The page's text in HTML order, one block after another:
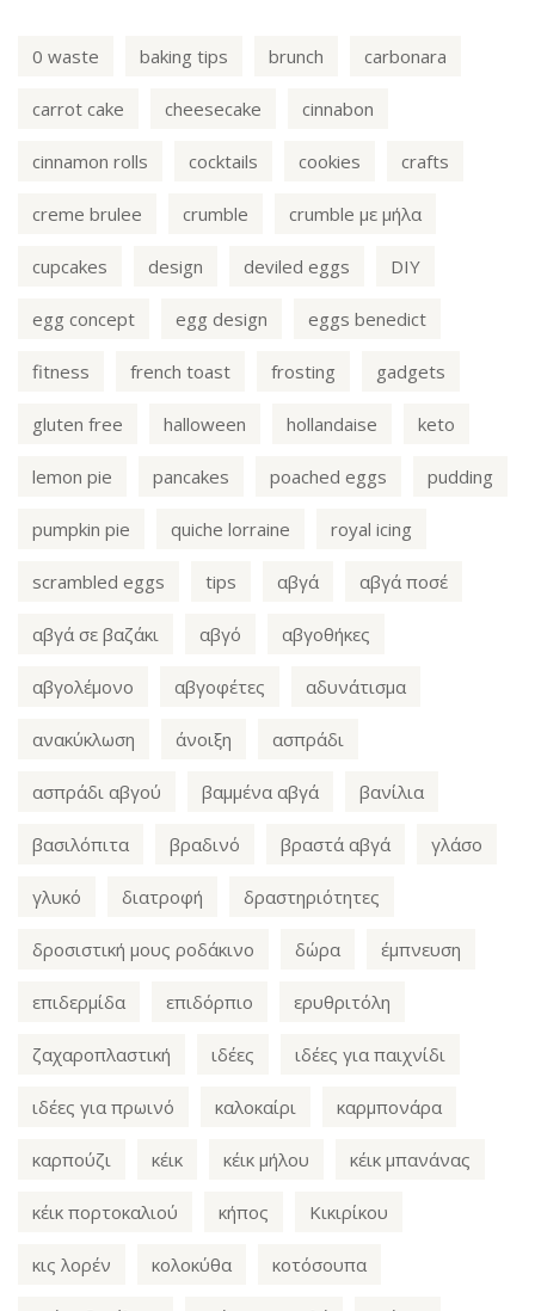
0 waste baking tips brunch carbonara
carrot cake cheesecake cinnabon
cinnamon rolls cocktails cookies crafts
creme brulee crumble crumble με μήλα
cupcakes design deviled eggs DIY
egg concept egg design eggs benedict
fitness french toast frosting gadgets
gluten free halloween hollandaise keto
lemon pie pancakes poached eggs pudding
pumpkin pie quiche lorraine royal icing
scrambled eggs tips αβγά αβγά ποσέ
αβγά σε βαζάκι αβγό αβγοθήκες
αβγολέμονο αβγοφέτες αδυνάτισμα
ανακύκλωση άνοιξη ασπράδι
ασπράδι αβγού βαμμένα αβγά βανίλια
βασιλόπιτα βραδινό βραστά αβγά γλάσο
γλυκό διατροφή δραστηριότητες
δροσιστική μους ροδάκινο δώρα έμπνευση
επιδερμίδα επιδόρπιο ερυθριτόλη
ζαχαροπλαστική ιδέες ιδέες για παιχνίδι
ιδέες για πρωινό καλοκαίρι καρμπονάρα
καρπούζι κέικ κέικ μήλου κέικ μπανάνας
κέικ πορτοκαλιού κήπος Κικιρίκου
κις λορέν κολοκύθα κοτόσουπα